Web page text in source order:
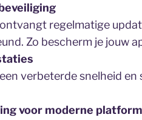
regelmatige
Zo bescherm je jouw
verbeterde snelheid
voor moderne